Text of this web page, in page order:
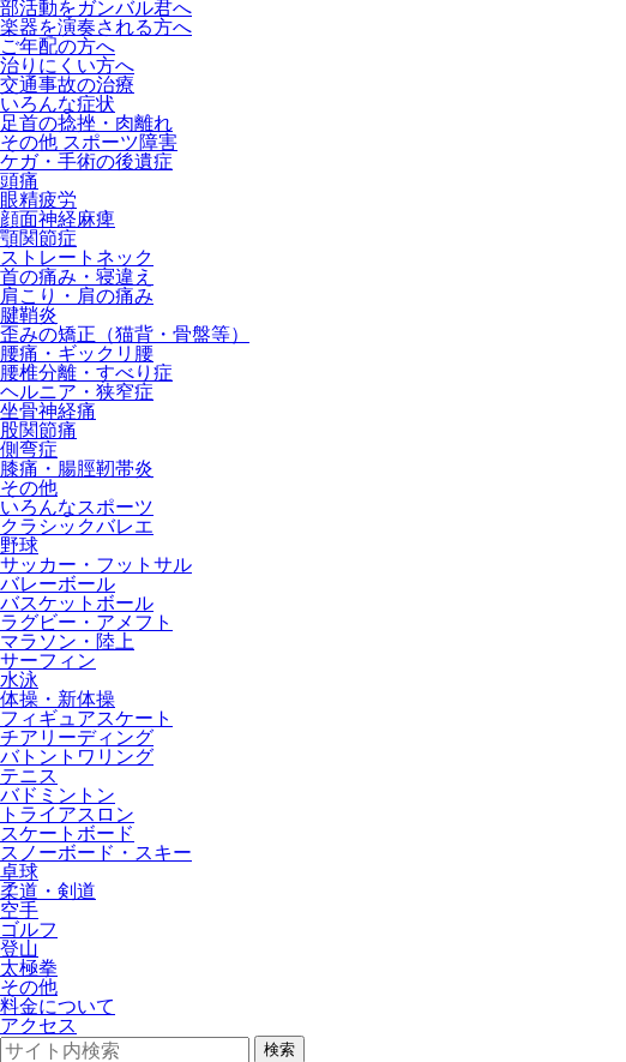
部活動をガンバル君へ
楽器を演奏される方へ
ご年配の方へ
治りにくい方へ
交通事故の治療
いろんな症状
足首の捻挫・肉離れ
その他 スポーツ障害
ケガ・手術の後遺症
頭痛
眼精疲労
顔面神経麻痺
顎関節症
ストレートネック
首の痛み・寝違え
肩こり・肩の痛み
腱鞘炎
歪みの矯正（猫背・骨盤等）
腰痛・ギックリ腰
腰椎分離・すべり症
ヘルニア・狭窄症
坐骨神経痛
股関節痛
側弯症
膝痛・腸脛靭帯炎
その他
いろんなスポーツ
クラシックバレエ
野球
サッカー・フットサル
バレーボール
バスケットボール
ラグビー・アメフト
マラソン・陸上
サーフィン
水泳
体操・新体操
フィギュアスケート
チアリーディング
バトントワリング
テニス
バドミントン
トライアスロン
スケートボード
スノーボード・スキー
卓球
柔道・剣道
空手
ゴルフ
登山
太極拳
その他
料金について
アクセス
検索